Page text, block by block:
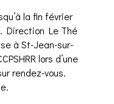
la fin février
Direction Le Thé
à St-Jean-sur-
lors d’une
rendez-vous.